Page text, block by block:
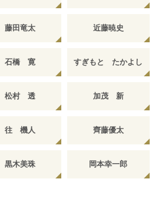
藤田竜太 近藤暁史
石橋 寛 すぎもと たかよし
松村 透 加茂 新
往 機人 齊藤優太
黒木美珠 岡本幸一郎